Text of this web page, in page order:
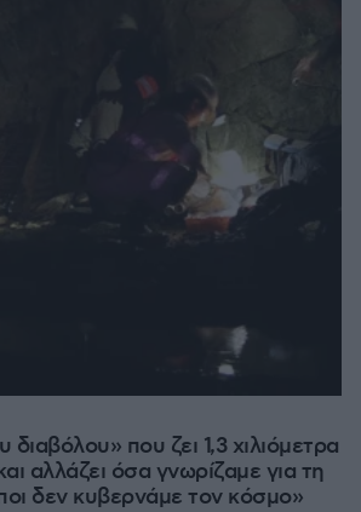
διαβόλου» που ζει 1,3 χιλιόμετρα
αλλάζει όσα γνωρίζαμε για τη
δεν κυβερνάμε τον κόσμο»